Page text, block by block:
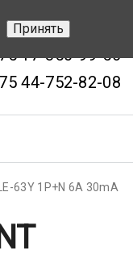
17-343-46-70
17-350-99-56
44-752-82-08
63Y 1P+N 6А 30mA
Принять